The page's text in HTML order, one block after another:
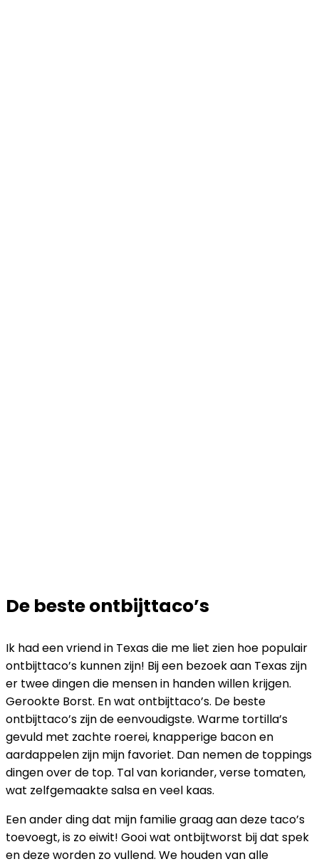
De beste ontbijttaco’s
Ik had een vriend in Texas die me liet zien hoe populair
ontbijttaco’s kunnen zijn! Bij een bezoek aan Texas zijn
er twee dingen die mensen in handen willen krijgen.
Gerookte Borst. En wat ontbijttaco’s. De beste
ontbijttaco’s zijn de eenvoudigste. Warme tortilla’s
gevuld met zachte roerei, knapperige bacon en
aardappelen zijn mijn favoriet. Dan nemen de toppings
dingen over de top. Tal van koriander, verse tomaten,
wat zelfgemaakte salsa en veel kaas.
Een ander ding dat mijn familie graag aan deze taco’s
toevoegt, is zo eiwit! Gooi wat ontbijtworst bij dat spek
en deze worden zo vullend. We houden van alle